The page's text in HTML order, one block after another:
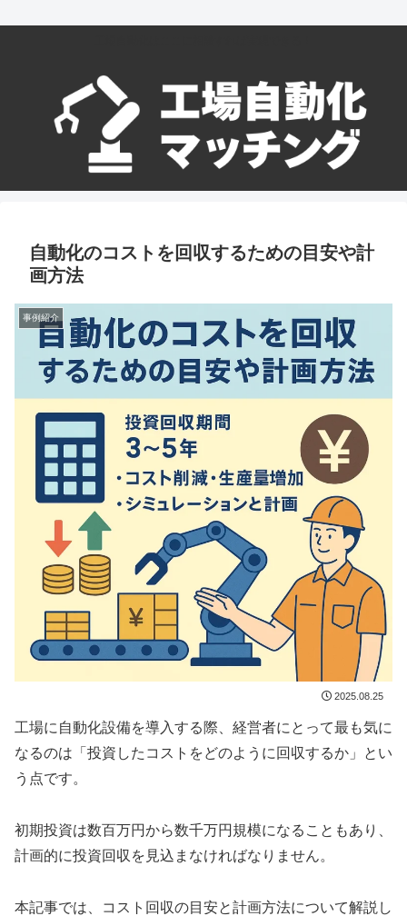
自動化のコストを回収するための目安や計
画方法
事例紹介
2025.08.25
工場に自動化設備を導入する際、経営者にとって最も気に
なるのは「投資したコストをどのように回収するか」とい
う点です。
初期投資は数百万円から数千万円規模になることもあり、
計画的に投資回収を見込まなければなりません。
本記事では、コスト回収の目安と計画方法について解説し